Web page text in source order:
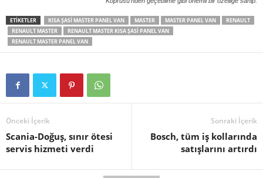
ETIKETLER KISA ŞASI MASTER PANEL VAN MASTER MASTER PANEL VAN
RENAULT
RENAULT MASTER
RENAULT MASTER KISA ŞASI PANEL VAN
RENAULT MASTER PANEL VAN
Önceki İçerik
Scania-Doğuş, sınır ötesi
servis hizmeti verdi
Sonraki İçerik
Bosch, tüm iş kollarında
satışlarını artırdı